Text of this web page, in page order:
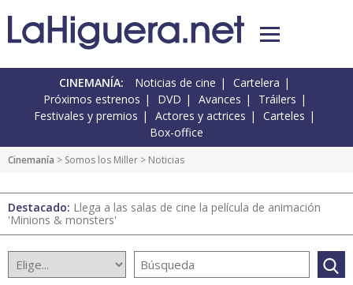
CINEMANÍA: Noticias de cine
Cartelera
Próximos estrenos
DVD Avances
Tráilers
Festivales y premios
Actores y actrices
Carteles
Box-office
Cinemanía > Somos los Miller > Noticias
Destacado: Llega a las salas de cine la película de animación
'Minions & monsters'